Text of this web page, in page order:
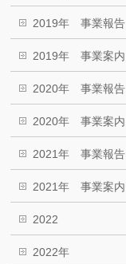
2019年 事業報告
2019年 事業案内
2020年 事業報告
2020年 事業案内
2021年 事業報告
2021年 事業案内
2022
2022年